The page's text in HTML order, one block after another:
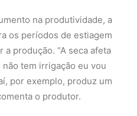
na produtividade, a
os períodos de estiagem
a produção. “A seca afeta
tem irrigação eu vou
por exemplo, produz um
o produtor.